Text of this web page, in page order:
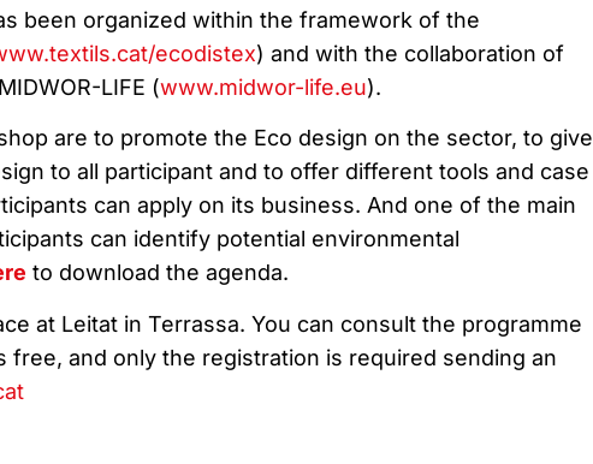
been organized within the framework of the
ecodistex) and with the collaboration of
LIFE (www.midwor-life.eu).
are to promote the Eco design on the sector, to give
to all participant and to offer different tools and case
can apply on its business. And one of the main
can identify potential environmental
to download the agenda.
at Leitat in Terrassa. You can consult the programme
free, and only the registration is required sending an